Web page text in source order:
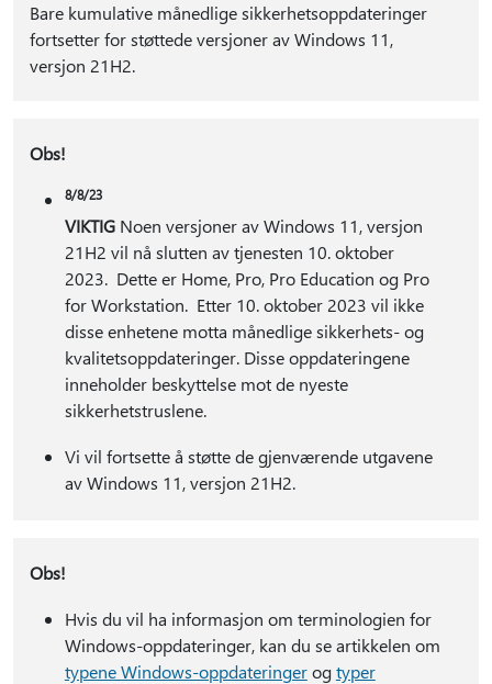
Bare kumulative månedlige sikkerhetsoppdateringer
fortsetter for støttede versjoner av Windows 11,
versjon 21H2.
Obs!
8/8/23
VIKTIGNoen versjoner av Windows 11, versjon
21H2 vil nå slutten av tjenesten 10. oktober
2023. Dette er Home, Pro, Pro Education og Pro
for Workstation. Etter 10. oktober 2023 vil ikke
disse enhetene motta månedlige sikkerhets- og
kvalitetsoppdateringer. Disse oppdateringene
inneholder beskyttelse mot de nyeste
sikkerhetstruslene.
Vi vil fortsette å støtte de gjenværende utgavene
av Windows 11, versjon 21H2.
Obs!
Hvis du vil ha informasjon om terminologien for
Windows-oppdateringer, kan du se artikkelen om
typene Windows-oppdateringerogtyper